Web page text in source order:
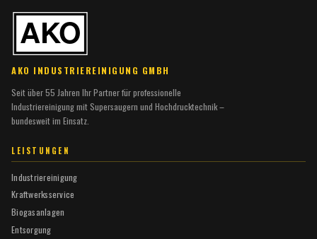
AKO INDUSTRIEREINIGUNG GMBH
Seit über 55 Jahren Ihr Partner für professionelle
Industriereinigung mit Supersaugern und Hochdrucktechnik –
bundesweit im Einsatz.
LEISTUNGEN
Industriereinigung
Kraftwerksservice
Biogasanlagen
Entsorgung